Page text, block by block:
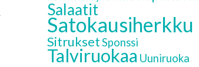
Salaatit
Satokausiherkku
SitruksetSponssi
Talviruokaa Uuniruoka